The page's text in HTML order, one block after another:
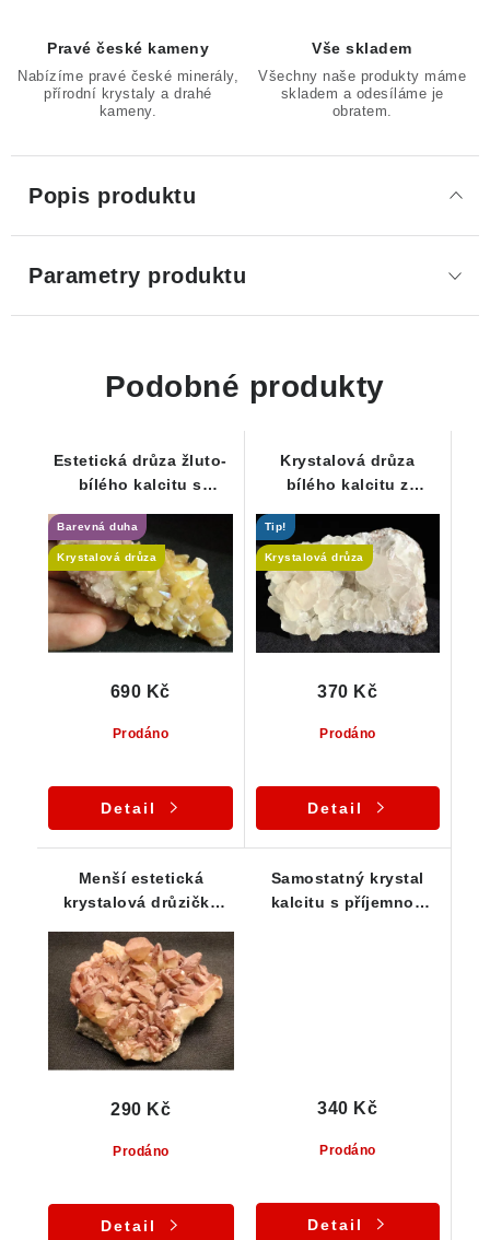
Pravé české kameny
Nabízíme pravé české minerály,
přírodní krystaly a drahé
kameny.
Vše skladem
Všechny naše produkty máme
skladem a odesíláme je
obratem.
Popis produktu
Parametry produktu
Podobné produkty
Estetická drůza žluto-
bílého kalcitu s
Barevná duha
Krystalová drůza
Prodáno
690 Kč
Detail
Krystalová drůza
bílého kalcitu z
Tip!
Krystalová drůza
Prodáno
370 Kč
Detail
Menší estetická
krystalová drůzička
hematitu
Prodáno
290 Kč
Detail
Samostatný krystal
kalcitu s příjemnou
Prodáno
340 Kč
Detail